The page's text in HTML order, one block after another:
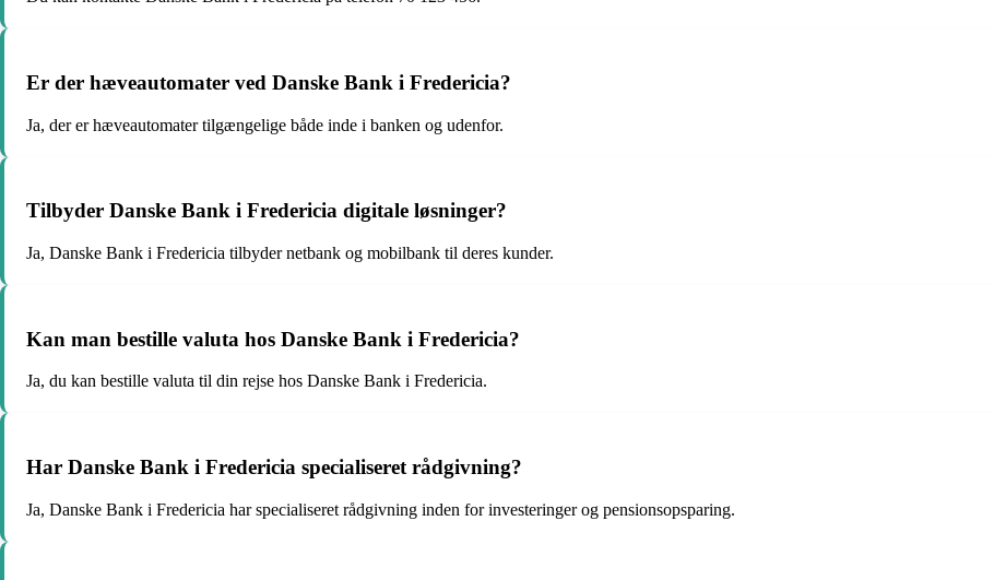
Er der hæveautomater ved Danske Bank i Fredericia?
Ja, der er hæveautomater tilgængelige både inde i banken og udenfor.
Tilbyder Danske Bank i Fredericia digitale løsninger?
Ja, Danske Bank i Fredericia tilbyder netbank og mobilbank til deres kunder.
Kan man bestille valuta hos Danske Bank i Fredericia?
Ja, du kan bestille valuta til din rejse hos Danske Bank i Fredericia.
Har Danske Bank i Fredericia specialiseret rådgivning?
Ja, Danske Bank i Fredericia har specialiseret rådgivning inden for investeringer og pensionsopsparing.